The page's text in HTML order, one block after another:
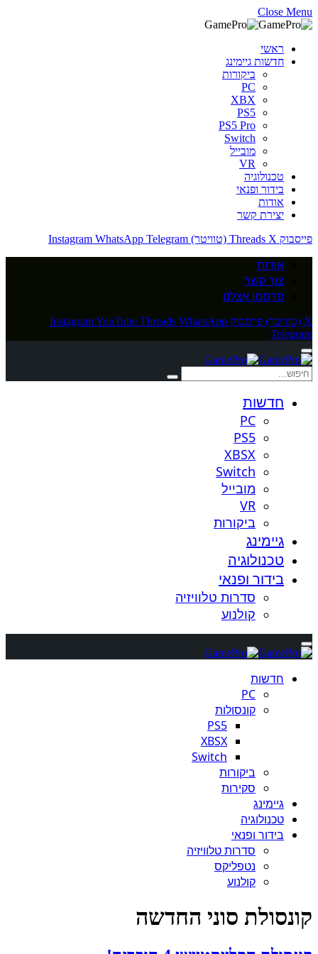
Close Menu
ראשי
חדשות גיימינג
ביקורות
PC
XBX
PS5
PS5 Pro
Switch
מובייל
VR
טכנולוגיה
בידור ופנאי
אודות
יצירת קשר
פייסבוק
Threads X (טוויטר) Instagram WhatsApp Telegram
אודות
צור קשר
פרסמו אצלנו
X (טוויטר) פייסבוק InstagramYouTube Threads WhatsApp
Telegram
חדשות
PC
PS5
XBSX
Switch
מובייל
VR
ביקורות
גיימינג
טכנולוגיה
בידור ופנאי
סדרות טלוויזיה
קולנוע
חדשות
PC
קונסולות
PS5
XBSX
Switch
ביקורות
סקירות
גיימינג
טכנולוגיה
בידור ופנאי
סדרות טלוויזיה
נטפליקס
קולנוע
קונסולת סוני החדשה